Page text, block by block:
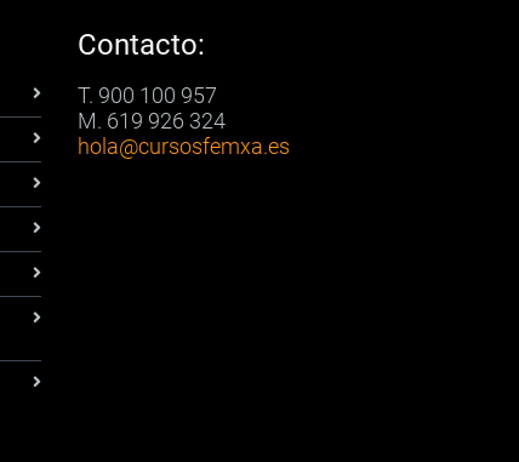
Contacto:
T. 900 100 957
M. 619 926 324
hola@cursosfemxa.es